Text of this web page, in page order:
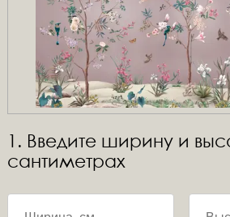
1. Введите ширину и
сантиметрах